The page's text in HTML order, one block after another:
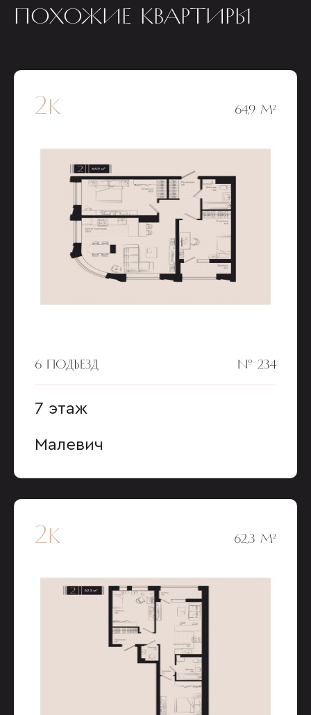
ПОХОЖИЕ КВАРТИРЫ
2к 64,9 М²
6 ПОДЪЕЗД № 234
7 этаж
Малевич
2к 62,3 М²